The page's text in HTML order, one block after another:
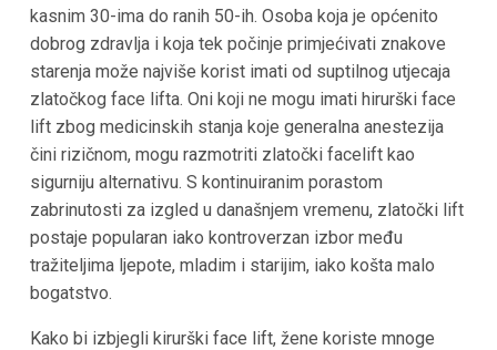
kasnim 30-ima do ranih 50-ih. Osoba koja je općenito
dobrog zdravlja i koja tek počinje primjećivati znakove
starenja može najviše korist imati od suptilnog utjecaja
zlatočkog face lifta. Oni koji ne mogu imati hirurški face
lift zbog medicinskih stanja koje generalna anestezija
čini rizičnom, mogu razmotriti zlatočki facelift kao
sigurniju alternativu. S kontinuiranim porastom
zabrinutosti za izgled u današnjem vremenu, zlatočki lift
postaje popularan iako kontroverzan izbor među
tražiteljima ljepote, mladim i starijim, iako košta malo
bogatstvo.
Kako bi izbjegli kirurški face lift, žene koriste mnoge